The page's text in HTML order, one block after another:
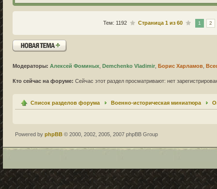
Тем: 1192 Страница1 из60 1 2
Новая тема
Модераторы: Алексей Фоминых Demchenko Vladimir Борис Харламов
Кто сейчас на форуме: Сейчас этот раздел просматривают: нет
Список разделов форума Военно-историческая миниатюра
Powered by phpBB © 2000, 2002, 2005, 2007 phpBB Group